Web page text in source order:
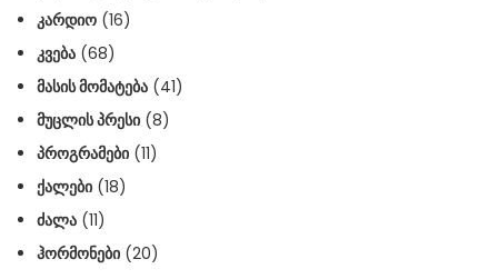
ᲙᲐᲠᲓᲘᲝ (16)
ᲙᲕᲔᲑᲐ (68)
ᲛᲐᲡᲘᲡ ᲛᲝᲛᲐᲢᲔᲑᲐ (41)
ᲛᲣᲪᲚᲘᲡ ᲞᲠᲔᲡᲘ (8)
ᲞᲠᲝᲒᲠᲐᲛᲔᲑᲘ (11)
ᲥᲐᲚᲔᲑᲘ (18)
ᲫᲐᲚᲐ (11)
ᲰᲝᲠᲛᲝᲜᲔᲑᲘ (20)